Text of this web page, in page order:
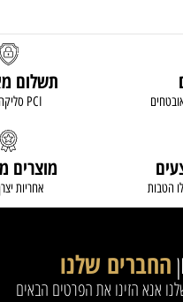
תשלום
סליקה בתקן PCI
מוצרים
אחריות הטבות
החברים שלנו
אנא הזינו את הפרטים הבאים